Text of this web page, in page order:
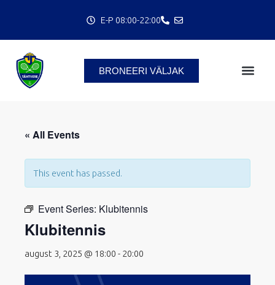
E-P 08:00-22:00
BRONEERI VÄLJAK
« All Events
This event has passed.
Event Series: Klubitennis
Klubitennis
august 3, 2025 @ 18:00 - 20:00